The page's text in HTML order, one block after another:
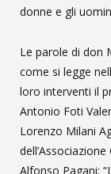
donne e gli
Le parole di don
come si legge
loro interventi il
Antonio Foti
Lorenzo Milani
Alfonso Pagani: